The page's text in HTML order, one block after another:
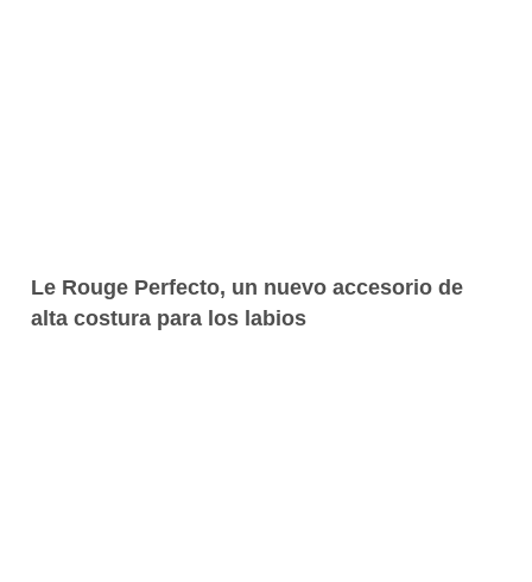
Le Rouge Perfecto, un nuevo accesorio de
alta costura para los labios